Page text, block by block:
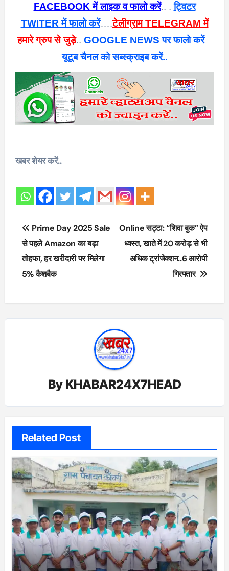
FACEBOOK में लाइक व फालो करें.. .ट्विटर
TWITER में फालो करें….टेलीग्राम TELEGRAM में
हमारे ग्रुप से जुड़े.. GOOGLE NEWS पर फालो करें
यूटूब चैनल को सब्स्क्राइब करें..
खबर शेयर करें..
Post
navigation
Prime Day 2025 Sale
से पहले Amazon का बड़ा
तोहफा, हर खरीदारी पर मिलेगा
5% कैशबैक
Online सट्टा: “शिवा बुक” ऐप
ध्वस्त, खाते में 20 करोड़ से भी
अधिक ट्रांजेक्शन..6 आरोपी
गिरफ्तार
By KHABAR24X7HEAD
Related Post